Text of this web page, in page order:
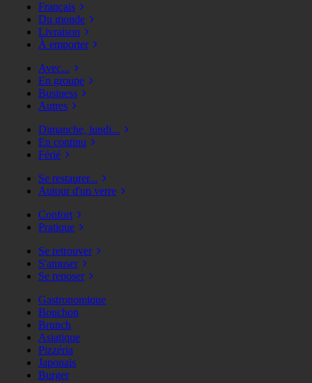
Français
Du monde
Livraison
À emporter
Avec...
En groupe
Business
Autres
Dimanche, lundi...
En continu
Férié
Se restaurer...
Autour d'un verre
Confort
Pratique
Se retrouver
S'amuser
Se reposer
Gastronomique
Bouchon
Brunch
Asiatique
Pizzéria
Japonais
Burger